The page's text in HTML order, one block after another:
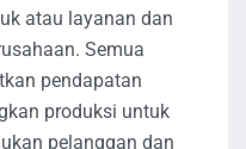
atau layanan dan
Semua
pendapatan
produksi untuk
pelanggan dan